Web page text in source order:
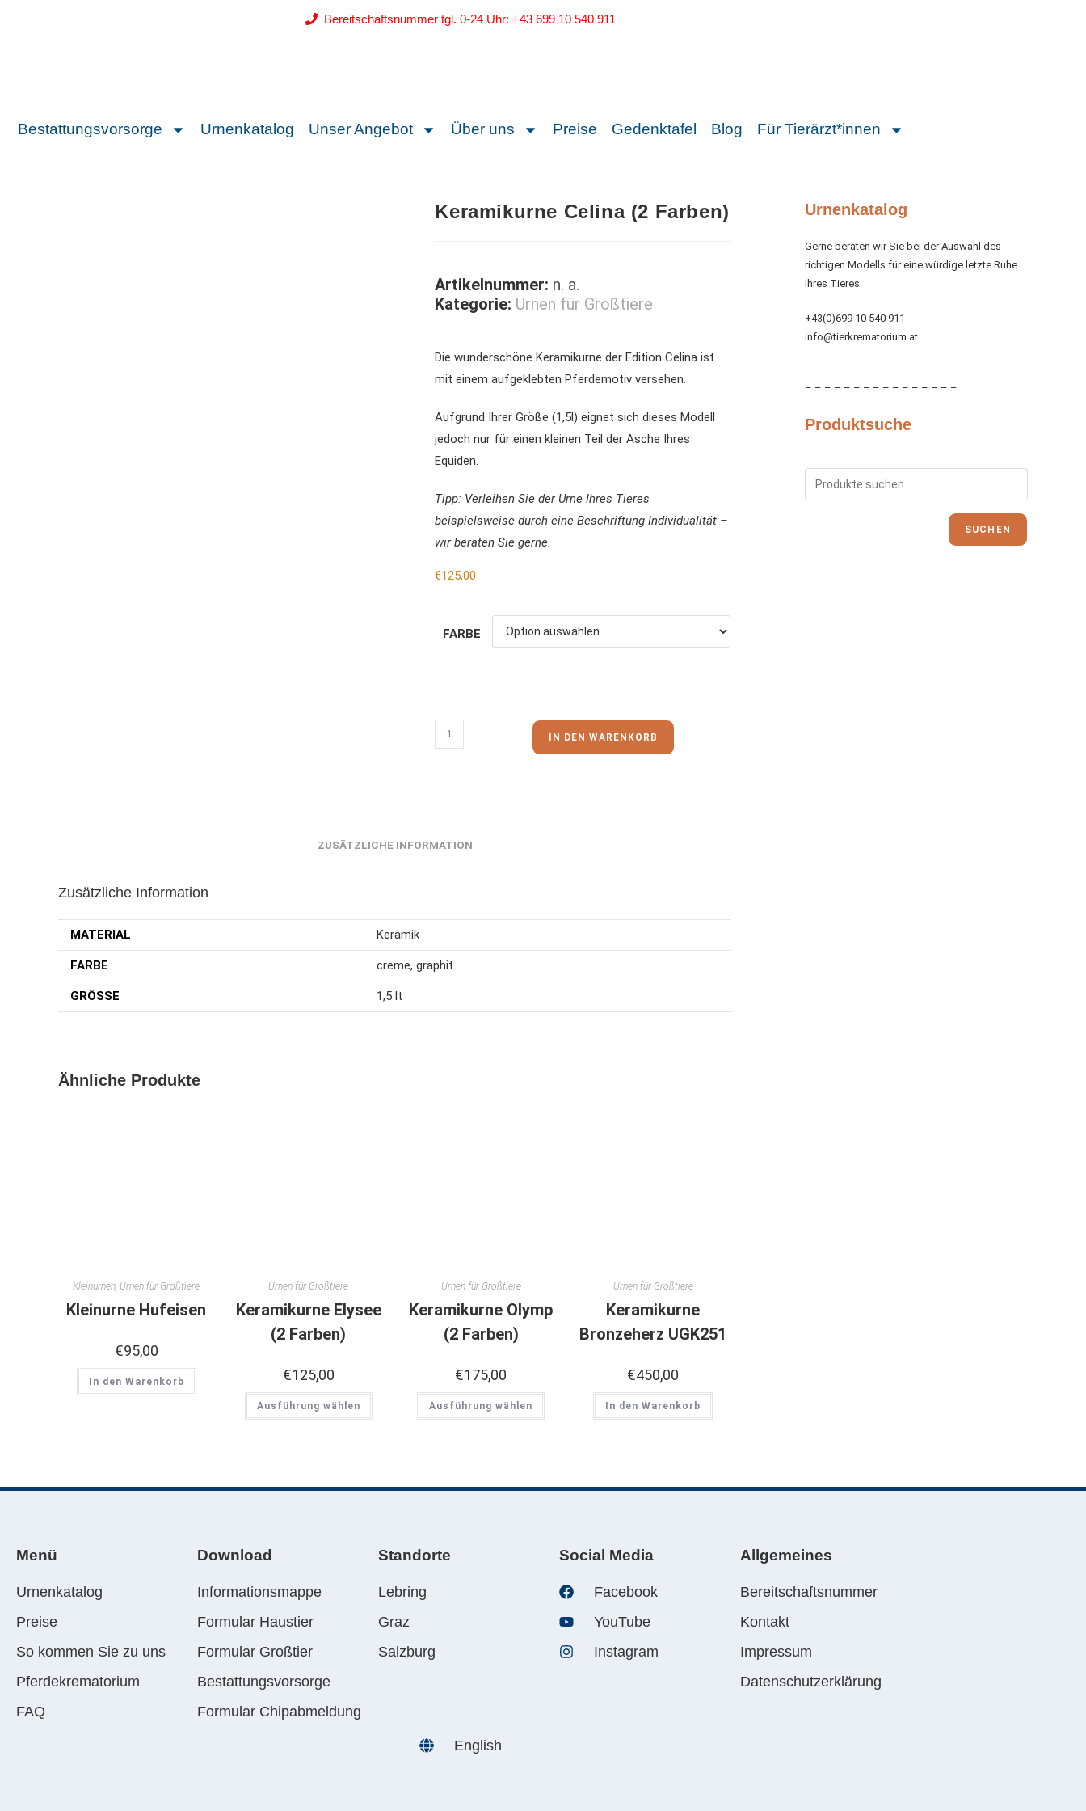
Bereitschaftsnummer tgl. 0-24 Uhr: +43 699 10 540 911
Bestattungsvorsorge Urnenkatalog Unser Angebot Über uns Preise Gedenktafel Blog Für Tierärzt*innen
Keramikurne Celina (2 Farben)
Artikelnummer: n. a.
Kategorie: Urnen für Großtiere
Die wunderschöne Keramikurne der Edition Celina ist
mit einem aufgeklebten Pferdemotiv versehen.
Aufgrund Ihrer Größe (1,5l) eignet sich dieses Modell
jedoch nur für einen kleinen Teil der Asche Ihres
Equiden.
Tipp: Verleihen Sie der Urne Ihres Tieres
beispielsweise durch eine Beschriftung Individualität –
wir beraten Sie gerne.
€125,00
FARBE
IN DEN WARENKORB
ZUSÄTZLICHE INFORMATION
Zusätzliche Information
MATERIAL Keramik
FARBE creme, graphit
GRÖSSE 1,5 lt
Ähnliche Produkte
Kleinurnen, Urnen für Großtiere
Kleinurne Hufeisen
€95,00
In den Warenkorb
Urnen für Großtiere
Keramikurne Elysee
(2 Farben)
€125,00
Ausführung wählen
Urnen für Großtiere
Keramikurne Olymp
(2 Farben)
€175,00
Ausführung wählen
Urnen für Großtiere
Keramikurne
Bronzeherz UGK251
€450,00
In den Warenkorb
Urnenkatalog
Gerne beraten wir Sie bei der Auswahl des
richtigen Modells für eine würdige letzte Ruhe
Ihres Tieres.
+43(0)699 10 540 911
info@tierkrematorium.at
– – – – – – – – – – – – – – – –
Produktsuche
SUCHEN
Menü
Urnenkatalog
Preise
So kommen Sie zu uns
Pferdekrematorium
FAQ
Download
Informationsmappe
Formular Haustier
Formular Großtier
Bestattungsvorsorge
Formular Chipabmeldung
Standorte
Lebring
Graz
Salzburg
Social Media
Facebook
YouTube
Instagram
Allgemeines
Bereitschaftsnummer
Kontakt
Impressum
Datenschutzerklärung
English